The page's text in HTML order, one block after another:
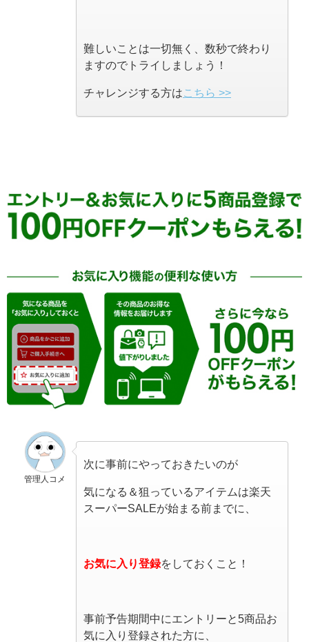
難しいことは一切無く、数秒で終わり
ますのでトライしましょう！
チャレンジする方はこちら >>
管理人コメ
次に事前にやっておきたいのが
気になる＆狙っているアイテムは楽天
スーパーSALEが始まる前までに、
お気に入り登録をしておくこと！
事前予告期間中にエントリーと5商品お
気に入り登録された方に、